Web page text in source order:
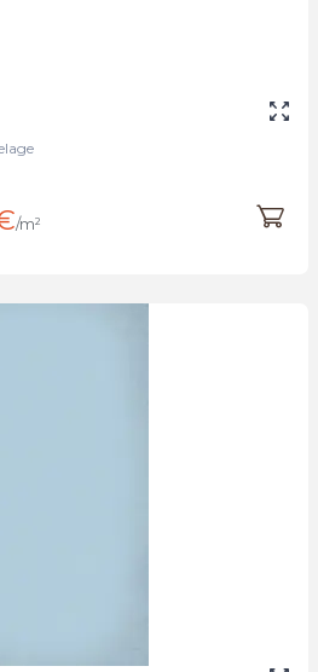
/m²